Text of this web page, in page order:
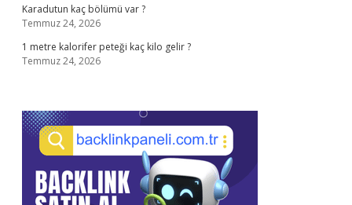
Karadutun kaç bölümü var ?
Temmuz 24, 2026
1 metre kalorifer peteği kaç kilo gelir ?
Temmuz 24, 2026